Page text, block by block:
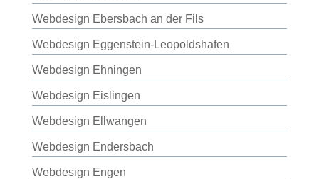
Webdesign Ebersbach an der Fils
Webdesign Eggenstein-Leopoldshafen
Webdesign Ehningen
Webdesign Eislingen
Webdesign Ellwangen
Webdesign Endersbach
Webdesign Engen